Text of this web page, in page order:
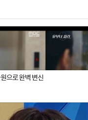
으로 완벽 변신